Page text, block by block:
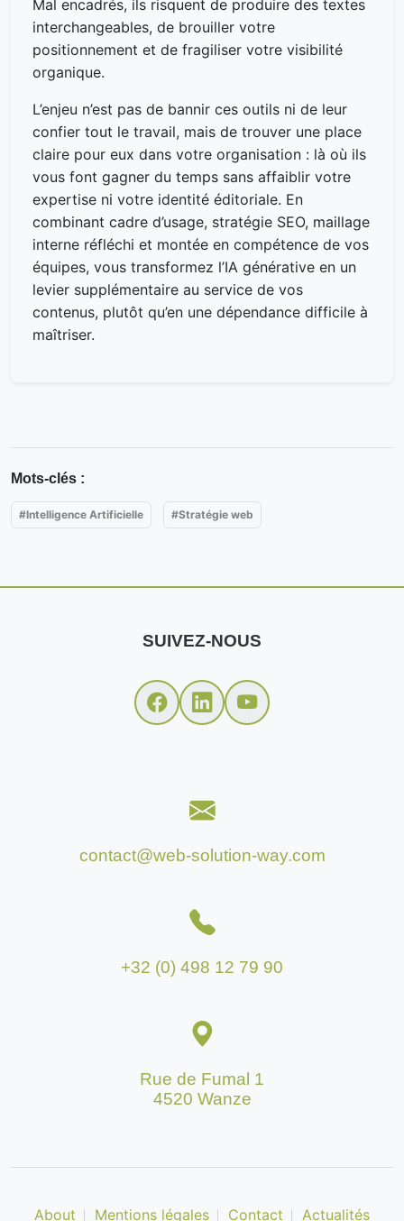
Mal encadrés, ils risquent de produire des textes
interchangeables, de brouiller votre
positionnement et de fragiliser votre visibilité
organique.
L’enjeu n’est pas de bannir ces outils ni de leur
confier tout le travail, mais de trouver une place
claire pour eux dans votre organisation : là où ils
vous font gagner du temps sans affaiblir votre
expertise ni votre identité éditoriale. En
combinant cadre d’usage, stratégie SEO, maillage
interne réfléchi et montée en compétence de vos
équipes, vous transformez l’IA générative en un
levier supplémentaire au service de vos
contenus, plutôt qu’en une dépendance difficile à
maîtriser.
Mots-clés :
#Intelligence Artificielle #Stratégie web
SUIVEZ-NOUS
contact@web-solution-way.com
+32 (0) 498 12 79 90
Rue de Fumal 1
4520 Wanze
About Mentions légales Contact Actualités